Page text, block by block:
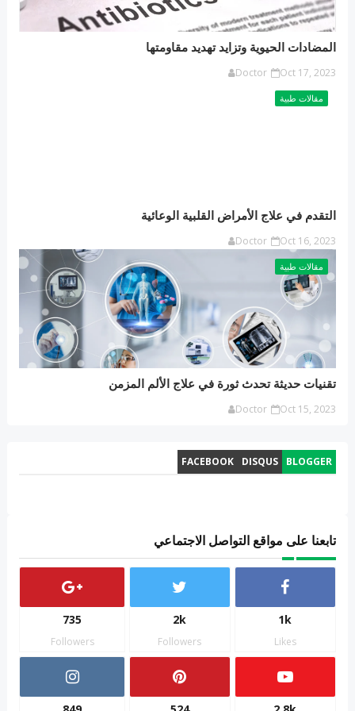
المضادات الحيوية وتزايد تهديد مقاومتها
Doctor Oct 17, 2023
مقالات طبية
التقدم في علاج الأمراض القلبية الوعائية
Doctor Oct 16, 2023
مقالات طبية
تقنيات حديثة تحدث ثورة في علاج الألم المزمن
Doctor Oct 15, 2023
BLOGGER
DISQUS
FACEBOOK
تابعنا على مواقع التواصل الاجتماعي
1k
Likes
2k
Followers
735
Followers